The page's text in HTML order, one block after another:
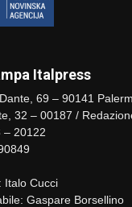
Italpress
69 – 90141
32 – 00187 /
– 20122
Italo Cucci
Gaspare Borsellino